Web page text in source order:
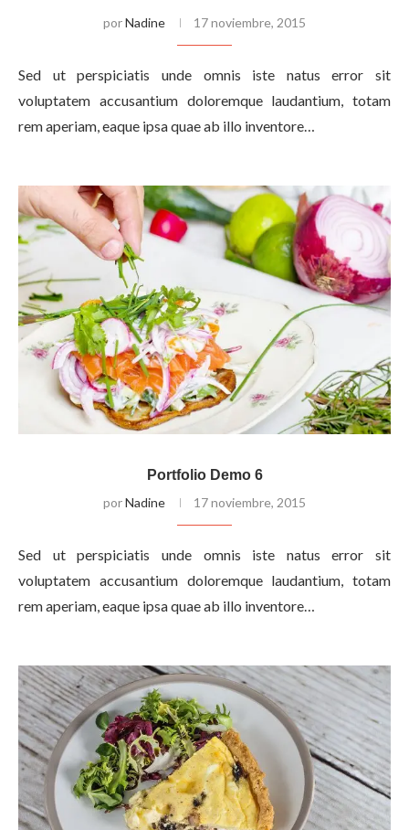
porNadine 17 noviembre, 2015
Sed ut perspiciatis unde omnis iste natus error sit
voluptatem accusantium doloremque laudantium, totam
rem aperiam, eaque ipsa quae ab illo inventore…
Portfolio Demo 6
porNadine 17 noviembre, 2015
Sed ut perspiciatis unde omnis iste natus error sit
voluptatem accusantium doloremque laudantium, totam
rem aperiam, eaque ipsa quae ab illo inventore…